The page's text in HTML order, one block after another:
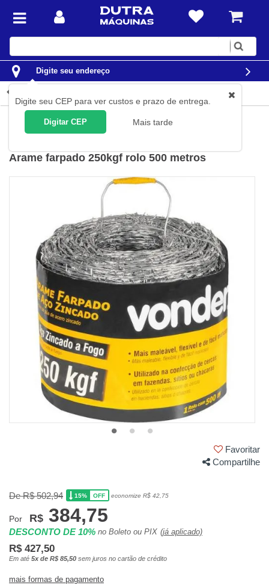
Digite
Digite seu endereço
Digite seu CEP para ver custos e prazo de entrega.
Digitar CEP Mais tarde
Jardim e Agrícola Cercas e arames
Arame farpado 250kgf rolo 500 metros
Favoritar
Compartilhe
De R$ 502,94 15% OFF economize R$ 42,75
Por R$ 384,75
DESCONTO DE 10% no Boleto ou PIX (já aplicado)
R$ 427,50
Em até 5x de R$ 85,50 sem juros no cartão de crédito
mais formas de pagamento